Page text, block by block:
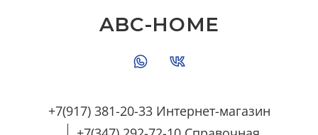
+7(917) 381-20-33 Интернет-магазин
ABC-HOME